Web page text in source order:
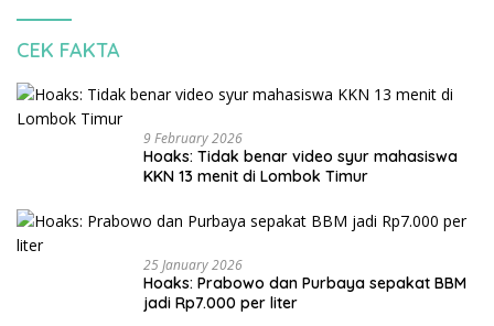
CEK FAKTA
9 February 2026
Hoaks: Tidak benar video syur mahasiswa
KKN 13 menit di Lombok Timur
25 January 2026
Hoaks: Prabowo dan Purbaya sepakat BBM
jadi Rp7.000 per liter